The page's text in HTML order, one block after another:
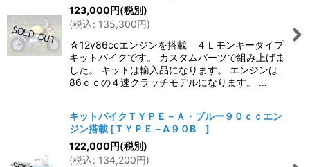
123,000円(税別)
(税込: 135,300円)
☆12v86ccエンジンを搭載 ４Ｌモンキータイプ
キットバイクです。 カスタムパーツで組み上げま
した。 キットは輸入品になります。 エンジンは
86ｃｃの４速クラッチモデルになります。 …
キットバイクＴＹＰＥ－Ａ・ブルー９０ｃｃエン
ジン搭載 [ＴＹＰＥ－A９０B ]
122,000円(税別)
(税込: 134,200円)